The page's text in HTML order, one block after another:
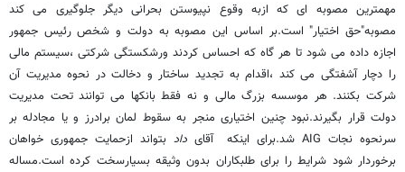
مهمترین مصوبه ای که ازبه وقوع نپیوستن بحرانی دیگر جلوگیری می کند
مصوبه"حق اختیار" است.بر اساس این مصوبه به دولت و شخص رئیس جمهور
اجازه داده می شود تا هر گاه که احساس کردند ورشکستگی شرکتی ،سیستم مالی
را دچار آشفتگی می کند ،اقدام به تجدید ساختار و دخالت در نحوه مدیریت آن
شرکت بکنند. هر موسسه بزرگ مالی و نه فقط بانکها می توانند تحت مدیریت
دولت قرار بگیرند.نبود چنین اختیاری منجر به سقوط لمان برادرز و یا مجادله بر
سرنحوه نجات AIG شد.برای اینکه آقای
داد بتواند ازحمایت جمهوری خواهان
برخوردار شود شرایط را برای طلبکاران بدون وثیقه بسیارسخت کرده است.مساله